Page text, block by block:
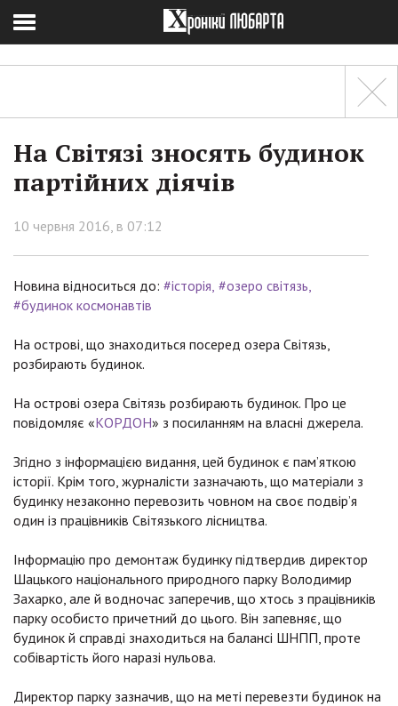
На Світязі зносять будинок
партійних діячів
10 червня 2016, в 07:12
Новина відноситься до: #історія #озеро світязь
#будинок космонавтів
На острові, що знаходиться посеред озера Світязь,
розбирають будинок.
На острові озера Світязь розбирають будинок. Про це
повідомляє «КОРДОН» з посиланням на власні джерела.
Згідно з інформацією видання, цей будинок є пам’яткою
історії. Крім того, журналісти зазначають, що матеріали з
будинку незаконно перевозить човном на своє подвір’я
один із працівників Світязького лісництва.
Інформацію про демонтаж будинку підтвердив директор
Шацького національного природного парку Володимир
Захарко, але й водночас заперечив, що хтось з працівників
парку особисто причетний до цього. Він запевняє, що
будинок й справді знаходиться на балансі ШНПП, проте
собівартість його наразі нульова.
Директор парку зазначив, що на меті перевезти будинок на